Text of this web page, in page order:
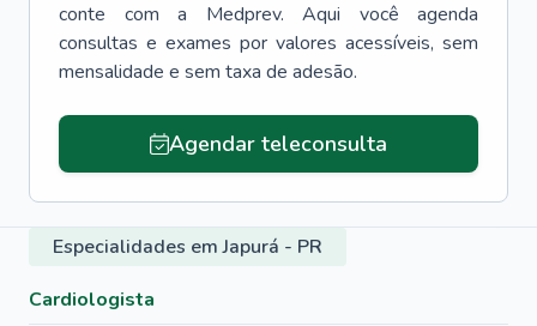
conte com a Medprev. Aqui você agenda
consultas e exames por valores acessíveis, sem
mensalidade e sem taxa de adesão.
Agendar teleconsulta
Especialidades em Japurá - PR
Cardiologista